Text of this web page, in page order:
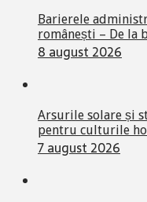
Barierele
românești – De la
8 august 2026
Arsurile solare și
pentru culturile
7 august 2026